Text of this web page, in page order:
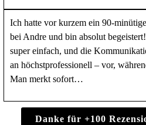
Ich hatte vor kurzem ein 90-
bei Andre und bin absolut
super einfach, und die
an höchstprofessionell – vor,
Man merkt sofort…
Danke für +100